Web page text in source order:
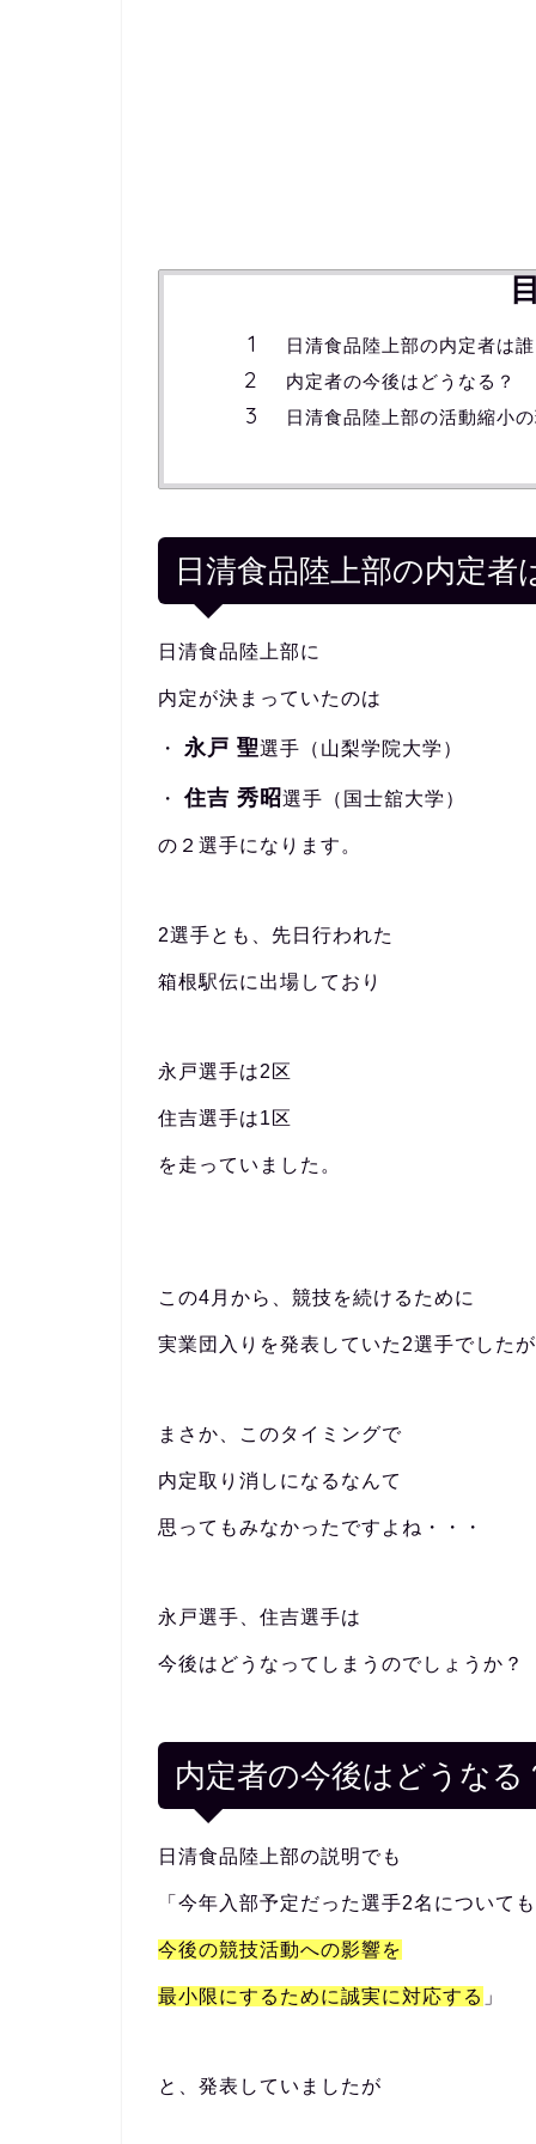
日清食品陸上部の内定者は
内定者の今後はどうなる？
日清食品陸上部の活動縮小
日清食品陸上部の内定者
日清食品陸上部に
内定が決まっていたのは
・ 永戸 聖選手（山梨学院大学）
・住吉 秀昭選手（国士舘大学）
の２選手になります。
2選手とも、先日行われた
箱根駅伝に出場しており
永戸選手は2区
住吉選手は1区
を走っていました。
この4月から、競技を続けるために
実業団入りを発表していた2選手でしたが
まさか、このタイミングで
内定取り消しになるなんて
思ってもみなかったですよね・・・
永戸選手、住吉選手は
今後はどうなってしまうのでしょうか？
内定者の今後はどうなる
日清食品陸上部の説明でも
「今年入部予定だった選手2名についても
今後の競技活動への影響を
最小限にするために誠実に対応する 」
と、発表していましたが